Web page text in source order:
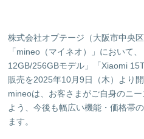
株式会社オプテージ（大阪市中央
「mineo（マイネオ）」において
12GB/256GBモデル」「Xiaomi
販売を2025年10月9日（木）より開
mineoは、お客さまがご自身のニ
よう、今後も幅広い機能・価格帯
ます。